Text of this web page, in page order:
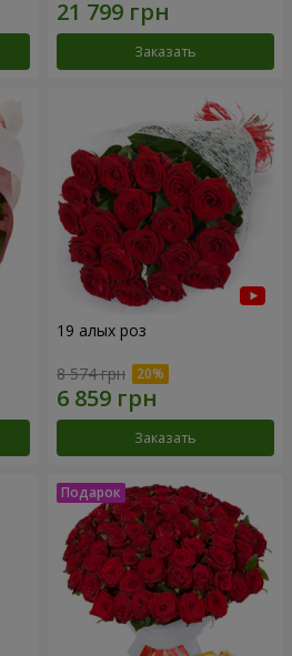
Заказать
19 алых роз
8 574 грн
Заказать